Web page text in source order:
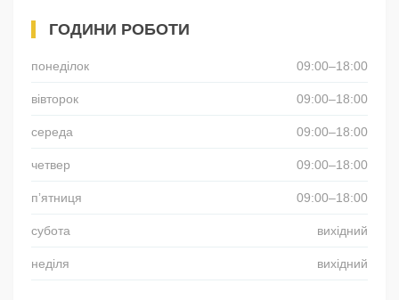
ГОДИНИ РОБОТИ
понеділок 09:00–18:00
вівторок 09:00–18:00
середа 09:00–18:00
четвер 09:00–18:00
пʼятниця 09:00–18:00
субота вихідний
неділя вихідний